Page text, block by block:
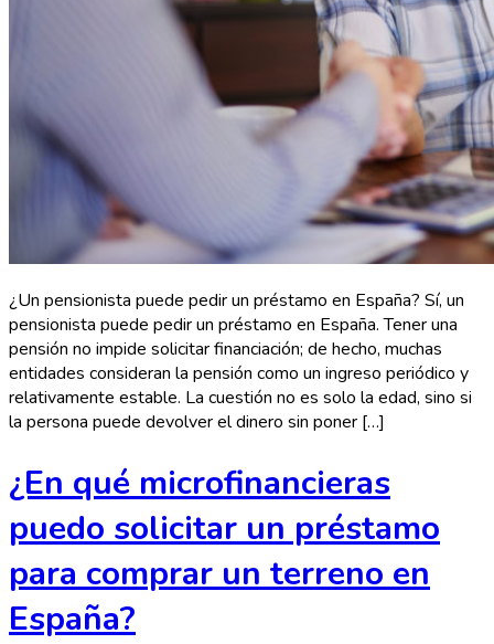
¿Un pensionista puede pedir un préstamo en España? Sí, un
pensionista puede pedir un préstamo en España. Tener una
pensión no impide solicitar financiación; de hecho, muchas
entidades consideran la pensión como un ingreso periódico y
relativamente estable. La cuestión no es solo la edad, sino si
la persona puede devolver el dinero sin poner […]
¿En qué microfinancieras
puedo solicitar un préstamo
para comprar un terreno en
España?